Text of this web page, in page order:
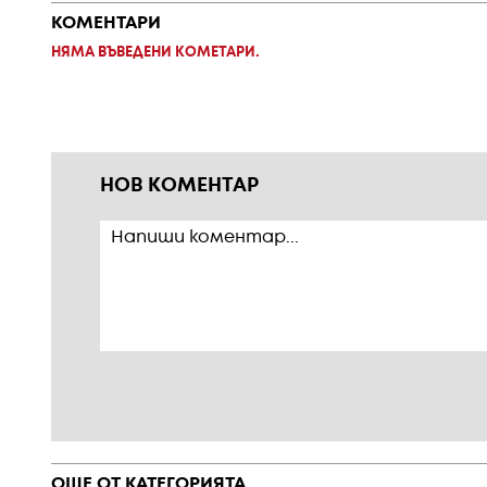
КОМЕНТАРИ
НЯМА ВЪВЕДЕНИ КОМЕТАРИ.
НОВ КОМЕНТАР